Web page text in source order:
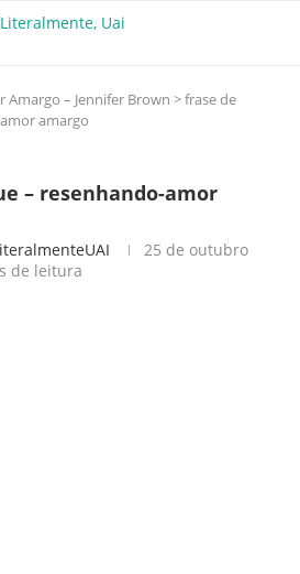
Amargo – Jennifer Brown >frase de
amargo
– resenhando-amor
25 de outubro
de leitura